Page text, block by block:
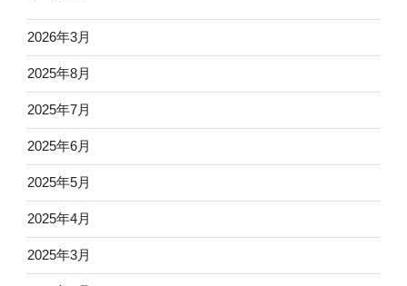
2026年3月
2025年8月
2025年7月
2025年6月
2025年5月
2025年4月
2025年3月